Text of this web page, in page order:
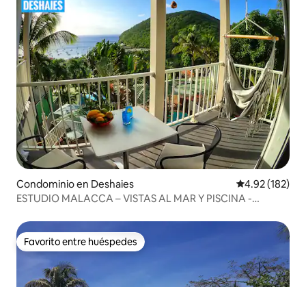
Condominio en Deshaies Calificación
4.92 (182)
ESTUDIO MALACCA – VISTAS AL MAR Y PISCINA -
Favorito entre huéspedes
Favorito entre huéspedes